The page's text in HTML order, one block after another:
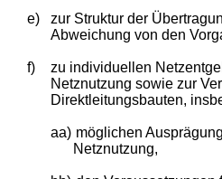
e)
zur Struktur der
Abweichung von den
f)
zu individuellen
Netznutzung sowie zur
Direktleitungsbauten,
aa) möglichen
Netznutzung,